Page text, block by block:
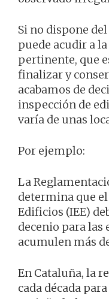
Si no dispone
puede acudir a
pertinente, que
finalizar y
acabamos de
inspección de
varía de unas
Por ejemplo:
La
determina que
Edificios (IEE)
decenio para las
acumulen más
En Cataluña, la
cada década